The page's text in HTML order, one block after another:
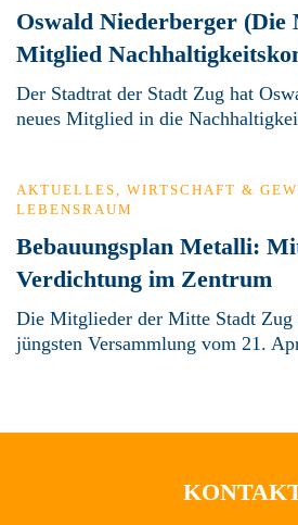
Oswald Niederberger (Die
Mitglied
Der Stadtrat der Stadt Zug hat
neues Mitglied in die
AKTUELLES WIRTSCHAFT &
LEBENSRAUM
Bebauungsplan Metalli:
Verdichtung im Zentrum
Die Mitglieder der Mitte Stadt Zug
jüngsten Versammlung vom 21.